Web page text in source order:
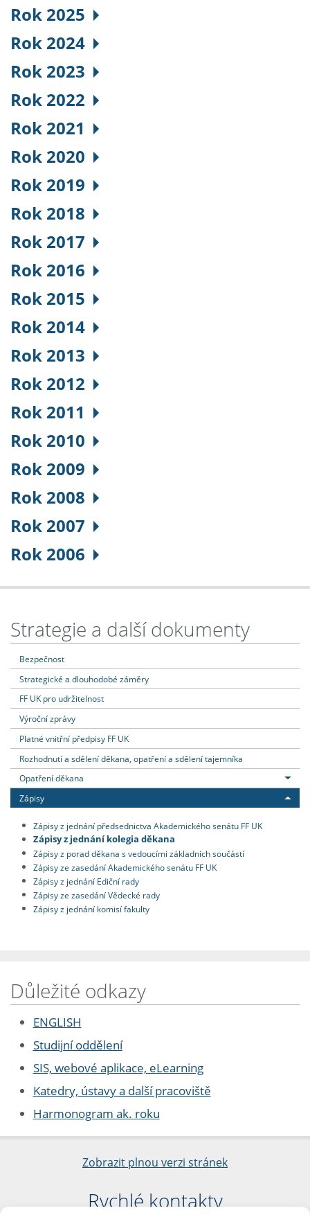
Rok 2025
Rok 2024
Rok 2023
Rok 2022
Rok 2021
Rok 2020
Rok 2019
Rok 2018
Rok 2017
Rok 2016
Rok 2015
Rok 2014
Rok 2013
Rok 2012
Rok 2011
Rok 2010
Rok 2009
Rok 2008
Rok 2007
Rok 2006
Strategie a další dokumenty
Bezpečnost
Strategické a dlouhodobé záměry
FF UK pro udržitelnost
Výroční zprávy
Platné vnitřní předpisy FF UK
Rozhodnutí a sdělení děkana, opatření a sdělení tajemníka
Opatření děkana
Zápisy
Zápisy z jednání předsednictva Akademického senátu FF UK
Zápisy z jednání kolegia děkana
Zápisy z porad děkana s vedoucími základních součástí
Zápisy ze zasedání Akademického senátu FF UK
Zápisy z jednání Ediční rady
Zápisy ze zasedání Vědecké rady
Zápisy z jednání komisí fakulty
Důležité odkazy
ENGLISH
Studijní oddělení
SIS, webové aplikace, eLearning
Katedry, ústavy a další pracoviště
Harmonogram ak. roku
Zobrazit plnou verzi stránek
Rychlé kontakty